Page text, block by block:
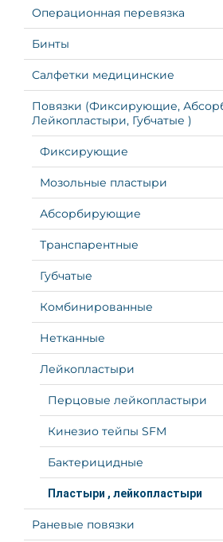
Операционная перевязка
Бинты
Салфетки медицинские
Повязки (Фиксирующие,
Лейкопластыри, Губчатые )
Фиксирующие
Мозольные пластыри
Абсорбирующие
Транспарентные
Губчатые
Комбинированные
Нетканные
Лейкопластыри
Перцовые лейкопластыри
Кинезио тейпы SFM
Бактерицидные
Пластыри , лейкопластыри
Раневые повязки